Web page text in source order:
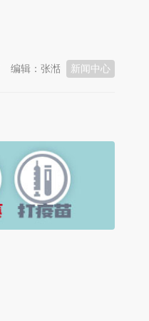
新闻中心
编辑：张湉